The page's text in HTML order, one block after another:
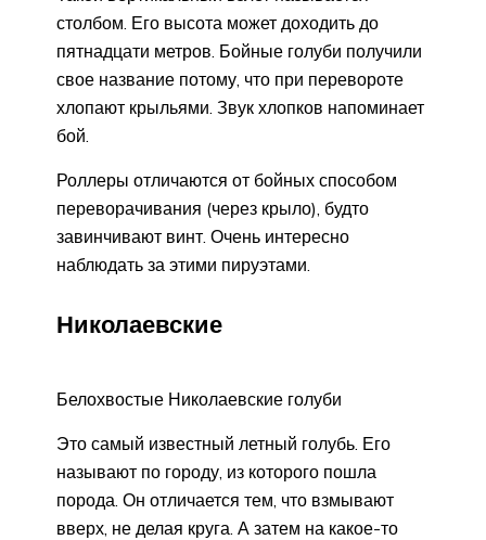
столбом. Его высота может доходить до
пятнадцати метров. Бойные голуби получили
свое название потому, что при перевороте
хлопают крыльями. Звук хлопков напоминает
бой.
Роллеры отличаются от бойных способом
переворачивания (через крыло), будто
завинчивают винт. Очень интересно
наблюдать за этими пируэтами.
Николаевские
Белохвостые Николаевские голуби
Это самый известный летный голубь. Его
называют по городу, из которого пошла
порода. Он отличается тем, что взмывают
вверх, не делая круга. А затем на какое-то